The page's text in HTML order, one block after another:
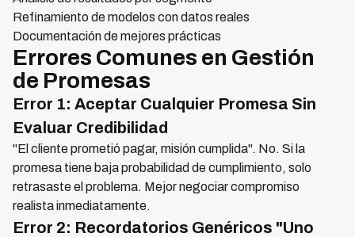
Refinamiento de modelos con datos reales
Documentación de mejores prácticas
Errores Comunes en Gestión
de Promesas
Error 1: Aceptar Cualquier Promesa Sin
Evaluar Credibilidad
"El cliente prometió pagar, misión cumplida". No. Si la
promesa tiene baja probabilidad de cumplimiento, solo
retrasaste el problema. Mejor negociar compromiso
realista inmediatamente.
Error 2: Recordatorios Genéricos "Uno